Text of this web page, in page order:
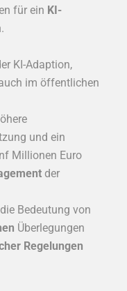
für ein KI-
KI-Adaption,
im öffentlichen
und ein
Millionen Euro
der
Bedeutung von
Überlegungen
Regelungen